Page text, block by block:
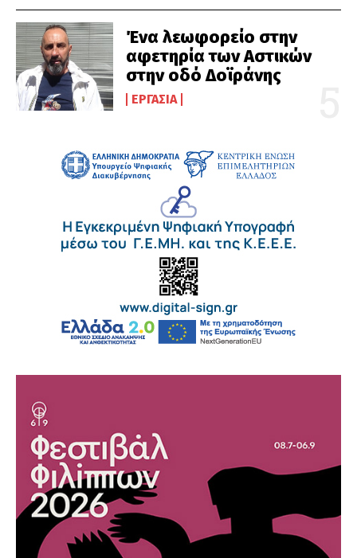
Ένα λεωφορείο στην
αφετηρία των Αστικών
στην οδό Δοϊράνης
ΕΡΓΑΣΊΑ